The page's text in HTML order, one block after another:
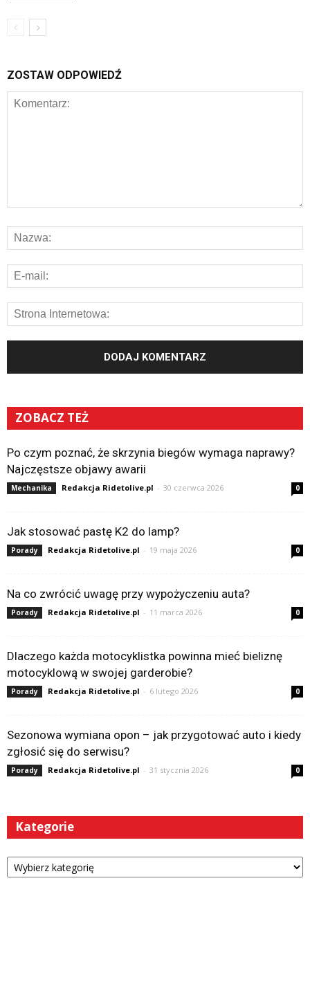
ZOSTAW ODPOWIEDŹ
ZOBACZ TEŻ
Po czym poznać, że skrzynia biegów wymaga naprawy?
Najczęstsze objawy awarii
Mechanika Redakcja Ridetolive.pl - 30 czerwca 2026 0
Jak stosować pastę K2 do lamp?
Porady Redakcja Ridetolive.pl - 19 maja 2026 0
Na co zwrócić uwagę przy wypożyczeniu auta?
Porady Redakcja Ridetolive.pl - 11 marca 2026 0
Dlaczego każda motocyklistka powinna mieć bieliznę
motocyklową w swojej garderobie?
Porady Redakcja Ridetolive.pl - 6 lutego 2026 0
Sezonowa wymiana opon – jak przygotować auto i kiedy
zgłosić się do serwisu?
Porady Redakcja Ridetolive.pl - 31 stycznia 2026 0
Kategorie
Kategorie